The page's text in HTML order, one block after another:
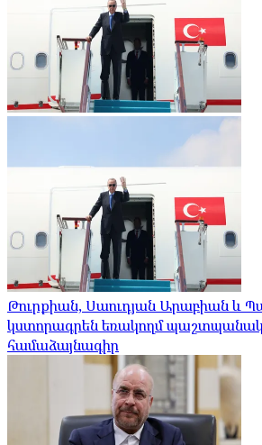
Թուրքիան, Սաուդյան Արաբիան և
կստորագրեն եռակողմ
համաձայնագիր